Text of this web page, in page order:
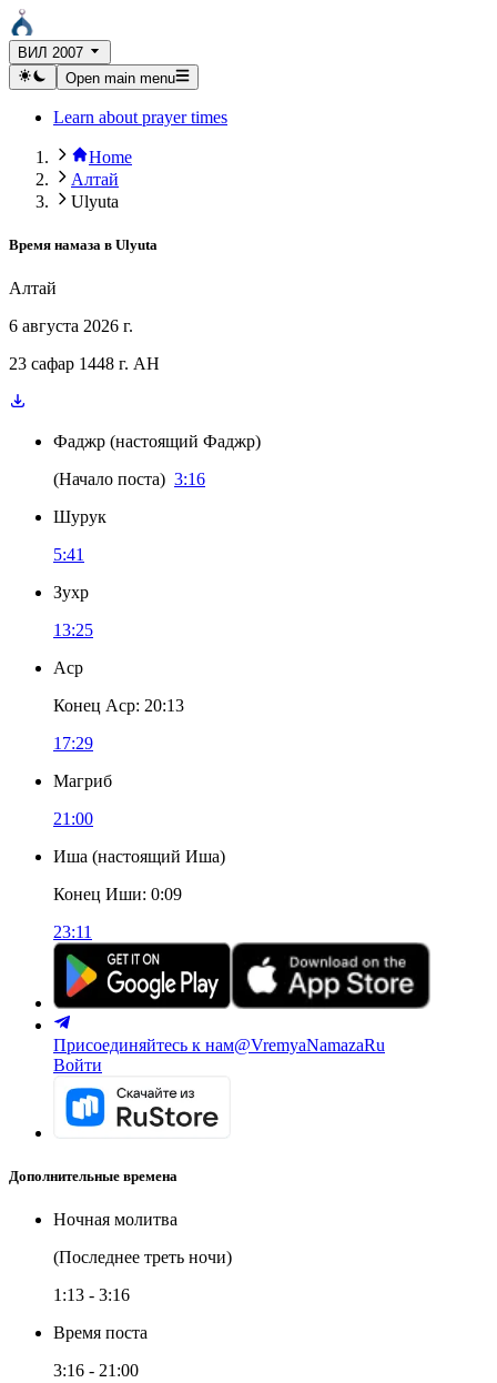
ВИЛ 2007
Open main menu
Learn about prayer times
Home
Алтай
Ulyuta
Время намаза в Ulyuta
Алтай
6 августа 2026 г.
23 сафар 1448 г. AH
Фаджр (настоящий Фаджр)
(Начало поста) 3:16
Шурук
5:41
Зухр
13:25
Аср
Конец Аср: 20:13
17:29
Магриб
21:00
Иша (настоящий Иша)
Конец Иши: 0:09
23:11
Присоединяйтесь к нам@VremyaNamazaRu
Войти
Дополнительные времена
Ночная молитва
(Последнее треть ночи)
1:13 - 3:16
Время поста
3:16 - 21:00